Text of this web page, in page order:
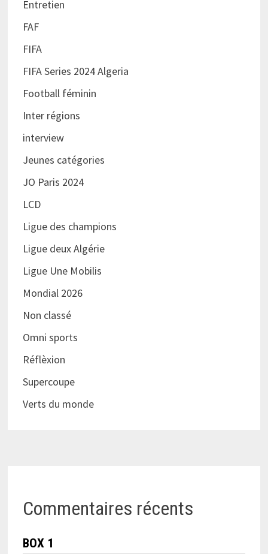
Entretien
FAF
FIFA
FIFA Series 2024 Algeria
Football féminin
Inter régions
interview
Jeunes catégories
JO Paris 2024
LCD
Ligue des champions
Ligue deux Algérie
Ligue Une Mobilis
Mondial 2026
Non classé
Omni sports
Réflèxion
Supercoupe
Verts du monde
Commentaires récents
BOX 1